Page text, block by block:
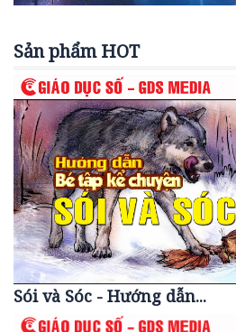
Sản phẩm HOT
Sói và Sóc - Hướng dẫn...